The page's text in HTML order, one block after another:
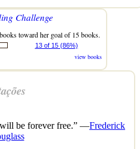
Challenge
toward her goal of 15 books.
13 of 15 (86%)
view books
be forever free.” —Frederick